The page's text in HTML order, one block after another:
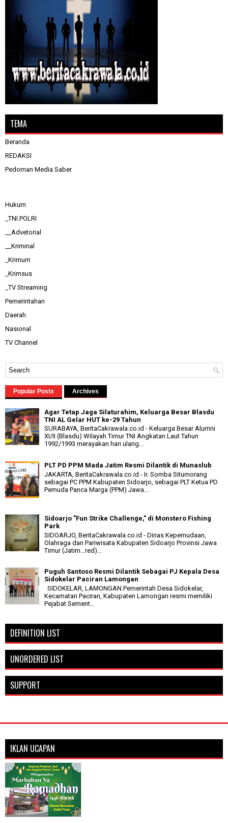
TEMA
Beranda
REDAKSI
Pedoman Media Saber
Hukum
_TNI.POLRI
__Advetorial
__Kriminal
_Krimum
_Krimsus
_TV Streaming
Pemerintahan
Daerah
Nasional
TV Channel
Popular Posts Archives
Agar Tetap Jaga Silaturahim, Keluarga Besar Blasdu
TNI AL Gelar HUT ke-29 Tahun
SURABAYA, BeritaCakrawala.co.id - Keluarga Besar Alumni
XI/II (Blasdu) Wilayah Timur TNI Angkatan Laut Tahun
1992/1993 merayakan hari ulang...
PLT PD PPM Mada Jatim Resmi Dilantik di Munaslub
JAKARTA, BeritaCakrawala.co.id - Ir. Somba Situmorang
sebagai PC PPM Kabupaten Sidoarjo, sebagai PLT Ketua PD
Pemuda Panca Marga (PPM) Jawa...
Sidoarjo "Fun Strike Challenge," di Monstero Fishing
Park
SIDOARJO, BeritaCakrawala.co.id - Dinas Kepemudaan,
Olahraga dan Pariwisata Kabupaten Sidoarjo Provinsi Jawa
Timur (Jatim...red)...
Puguh Santoso Resmi Dilantik Sebagai PJ Kepala Desa
Sidokelar Paciran Lamongan
SIDOKELAR, LAMONGAN Pemerintah Desa Sidokelar,
Kecamatan Paciran, Kabupaten Lamongan resmi memiliki
Pejabat Sement...
DEFINITION LIST
UNORDERED LIST
SUPPORT
IKLAN UCAPAN